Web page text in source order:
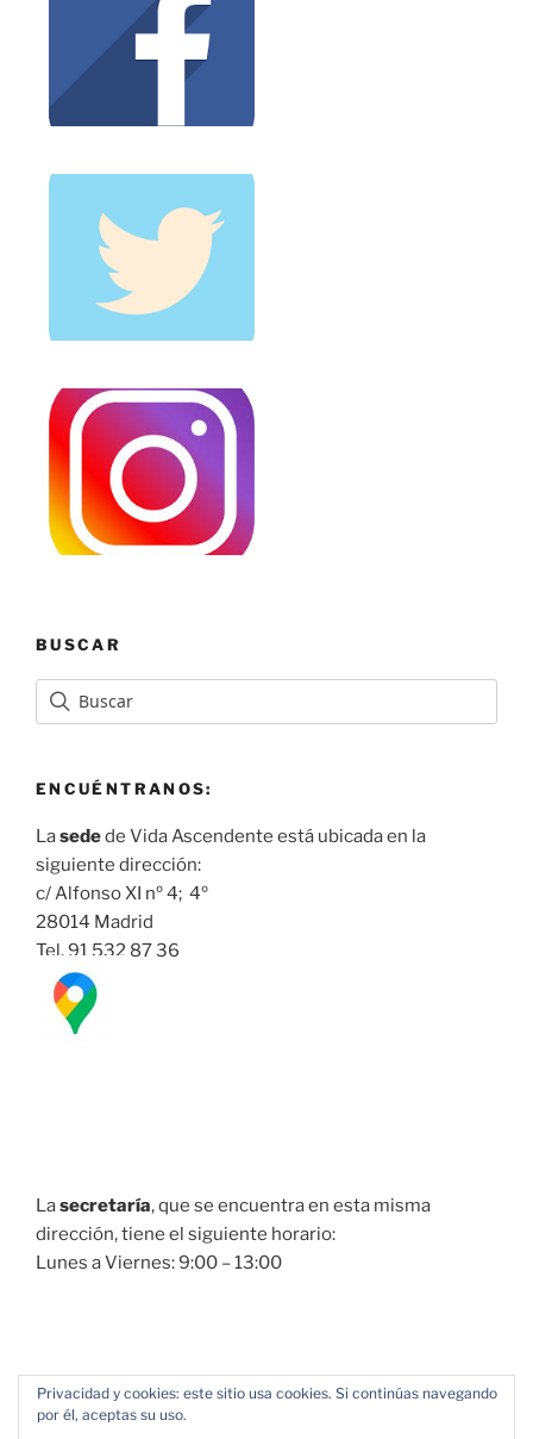
BUSCAR
ENCUÉNTRANOS:
Lasedede Vida Ascendente está ubicada en la
siguiente dirección:
c/ Alfonso XI nº 4; 4º
28014 Madrid
Tel. 91 532 87 36
Lasecretaría, que se encuentra en esta misma
dirección, tiene el siguiente horario:
Lunes a Viernes: 9:00 – 13:00
Privacidad y cookies: este sitio usa cookies. Si continúas navegando
por él, aceptas su uso.